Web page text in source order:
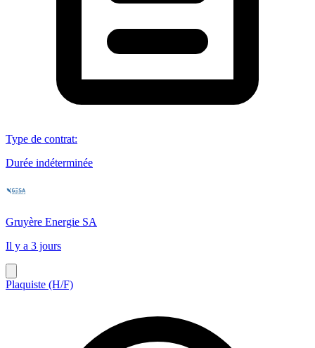
Type de contrat:
Durée indéterminée
Gruyère Energie SA
Il y a 3 jours
Plaquiste (H/F)